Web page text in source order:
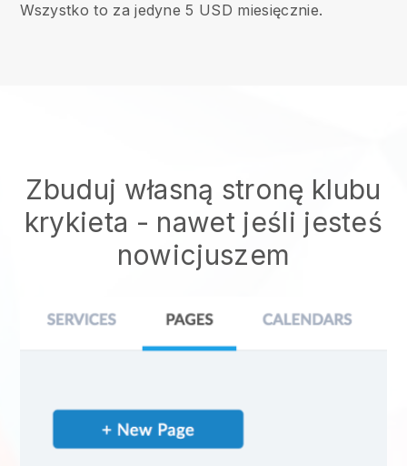
Wszystko to za jedyne 5 USD miesięcznie.
Zbuduj własną stronę klubu
krykieta - nawet jeśli jesteś
nowicjuszem